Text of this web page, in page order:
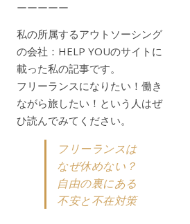
ーーーーー
私の所属するアウトソーシング
の会社：HELP YOUのサイトに
載った私の記事です。
フリーランスになりたい！働き
ながら旅したい！という人はぜ
ひ読んでみてください。
フリーランスは
なぜ休めない？
自由の裏にある
不安と不在対策